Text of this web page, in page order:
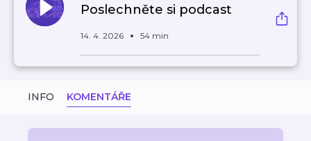
Poslechněte si podcast
14. 4. 2026 54 min
INFO KOMENTÁŘE